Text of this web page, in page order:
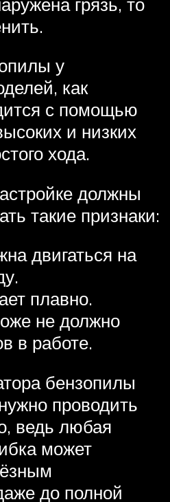
у
как
с помощью
и низких
хода.
должны
такие признаки:
двигаться на
плавно.
не должно
в работе.
бензопилы
проводить
ведь любая
может
до полной